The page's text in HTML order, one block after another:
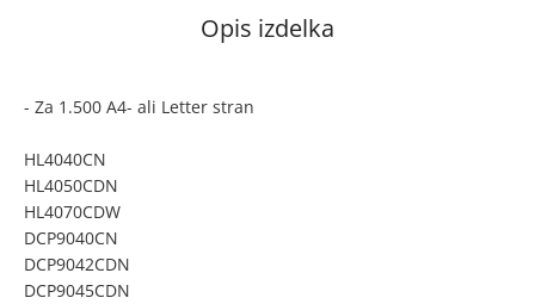
Opis izdelka
- Za 1.500 A4- ali Letter stran
HL4040CN
HL4050CDN
HL4070CDW
DCP9040CN
DCP9042CDN
DCP9045CDN